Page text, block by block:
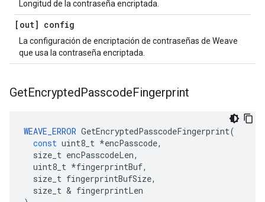
Longitud de la contraseña encriptada.
[out] config
La configuración de encriptación de contraseñas de Weave
que usa la contraseña encriptada.
GetEncryptedPasscodeFingerprint
WEAVE_ERROR GetEncryptedPasscodeFingerprint(
const uint8_t *encPasscode,
size_t encPasscodeLen,
uint8_t *fingerprintBuf,
size_t fingerprintBufSize,
size_t & fingerprintLen